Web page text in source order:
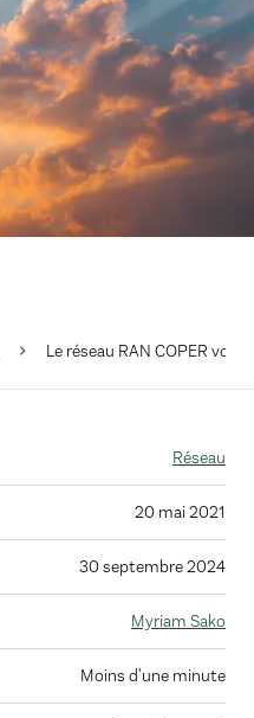
Le réseau RAN COPER
Réseau
20 mai 2021
30 septembre 2024
Myriam Sako
moins d'une minute